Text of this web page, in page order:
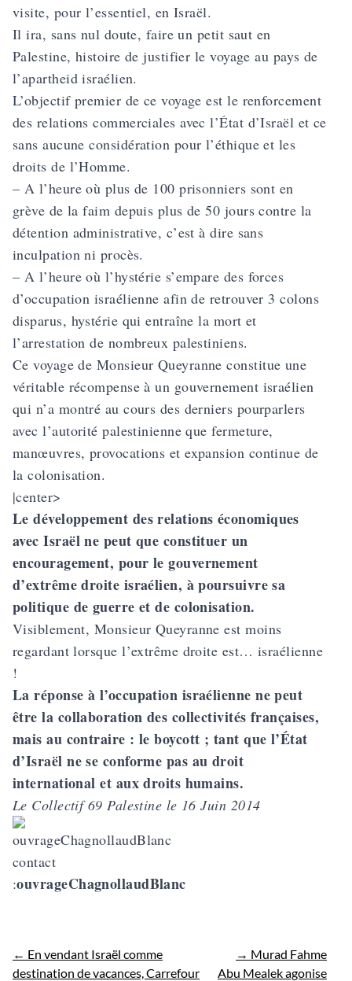
visite, pour l’essentiel, en Israël.
Il ira, sans nul doute, faire un petit saut en
Palestine, histoire de justifier le voyage au pays de
l’apartheid israélien.
L’objectif premier de ce voyage est le renforcement
des relations commerciales avec l’État d’Israël et ce
sans aucune considération pour l’éthique et les
droits de l’Homme.
– A l’heure où plus de 100 prisonniers sont en
grève de la faim depuis plus de 50 jours contre la
détention administrative, c’est à dire sans
inculpation ni procès.
– A l’heure où l’hystérie s’empare des forces
d’occupation israélienne afin de retrouver 3 colons
disparus, hystérie qui entraîne la mort et
l’arrestation de nombreux palestiniens.
Ce voyage de Monsieur Queyranne constitue une
véritable récompense à un gouvernement israélien
qui n’a montré au cours des derniers pourparlers
avec l’autorité palestinienne que fermeture,
manœuvres, provocations et expansion continue de
la colonisation.
|center>
Le développement des relations économiques
avec Israël ne peut que constituer un
encouragement, pour le gouvernement
d’extrême droite israélien, à poursuivre sa
politique de guerre et de colonisation.
Visiblement, Monsieur Queyranne est moins
regardant lorsque l’extrême droite est… israélienne
!
La réponse à l’occupation israélienne ne peut
être la collaboration des collectivités françaises,
mais au contraire : le boycott ; tant que l’État
d’Israël ne se conforme pas au droit
international et aux droits humains.
Le Collectif 69 Palestine le 16 Juin 2014
contact
:ouvrageChagnollaudBlanc
← En vendant Israël comme
destination de vacances, Carrefour
→ Murad Fahme
Abu Mealek agonise